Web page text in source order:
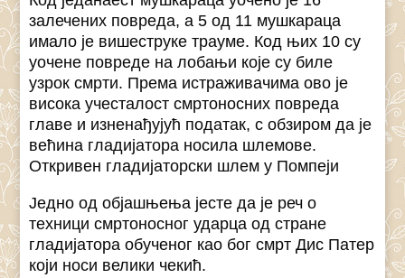
залечених повреда, а 5 од 11 мушкараца
имало је вишеструке трауме. Код њих 10 су
уочене повреде на лобањи које су биле
узрок смрти. Према истраживачима ово је
висока учесталост смртоносних повреда
главе и изненађујућ податак, с обзиром да је
већина гладијатора носила шлемове.
Откривен гладијаторски шлем у Помпеји
Једно од објашњења јесте да је реч о
техници смртоносног ударца од стране
гладијатора обученог као бог смрт Дис Патер
који носи велики чекић.